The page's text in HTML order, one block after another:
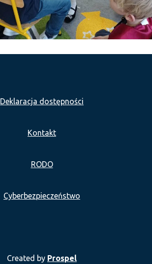
Deklaracja dostępności
Kontakt
RODO
Cyberbezpieczeństwo
Created by Prospel